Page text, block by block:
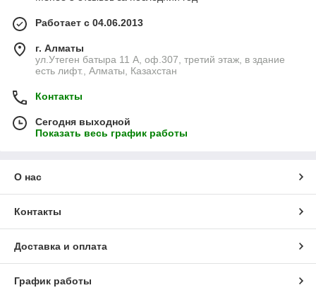
Работает с 04.06.2013
г. Алматы
ул.Утеген батыра 11 А, оф.307, третий этаж, в здание
есть лифт., Алматы, Казахстан
Контакты
Сегодня выходной
Показать весь график работы
О нас
Контакты
Доставка и оплата
График работы